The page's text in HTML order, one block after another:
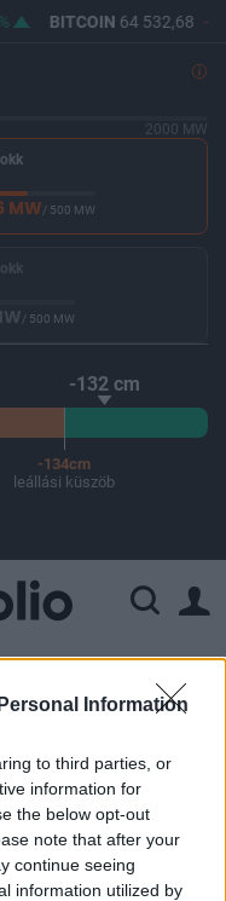
Information
to third parties, or
information for
the below opt-out
note that after your
continue seeing
information utilized by
BITCOIN64 532,68 -
2000 MW
MW/ 500 MW
/ 500 MW
-132 cm
-134cm
leállási küszöb